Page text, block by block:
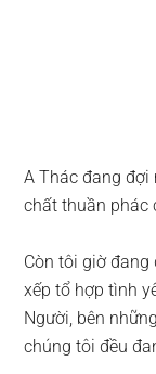
A Thác đang
chất thuần phác
Còn tôi giờ
xếp tổ hợp tình
Người, bên
chúng tôi đều